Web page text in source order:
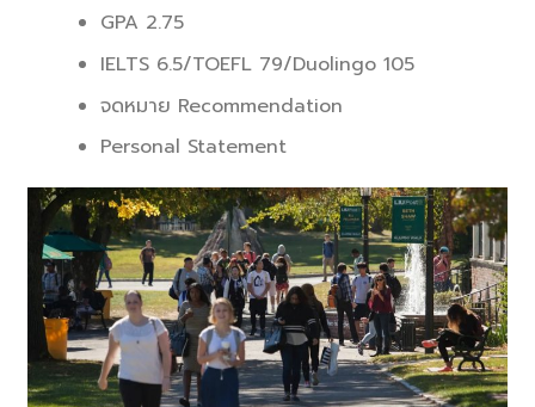
GPA 2.75
IELTS 6.5/TOEFL 79/Duolingo 105
จดหมาย Recommendation
Personal Statement